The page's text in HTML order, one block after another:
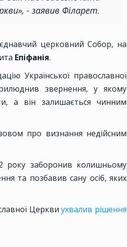
- заявив Філарет.
церковний Собор, на
Епіфанія.
Української православної
звернення, у якому
а він залишається чинним
про визнання недійсним
року заборонив колишньому
та позбавив сану осіб, яких
Церкви ухвалив рішення